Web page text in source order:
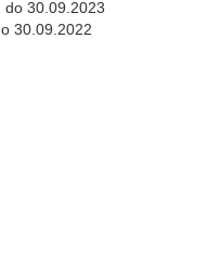
30.09.2023
30.09.2022